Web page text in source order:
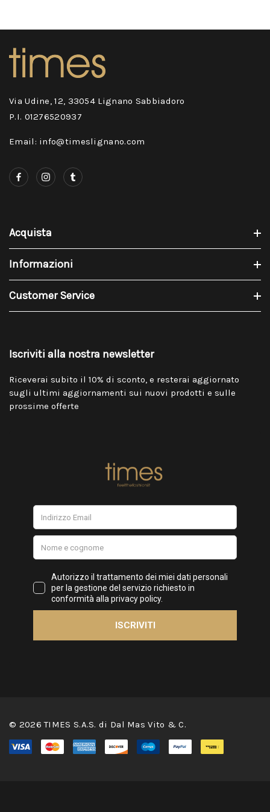
Via Udine, 12, 33054 Lignano Sabbiadoro
P.I. 01276520937
Email: info@timeslignano.com
Acquista
Informazioni
Customer Service
Iscriviti alla nostra newsletter
Riceverai subito il 10% di sconto, e resterai aggiornato
sugli ultimi aggiornamenti sui nuovi prodotti e sulle
prossime offerte
© 2026 TIMES S.A.S. di Dal Mas Vito & C.